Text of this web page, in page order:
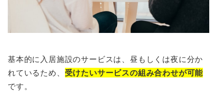
基本的に入居施設のサービスは、昼もしくは夜に分か
れているため、 受けたいサービスの組み合わせが可能
です。